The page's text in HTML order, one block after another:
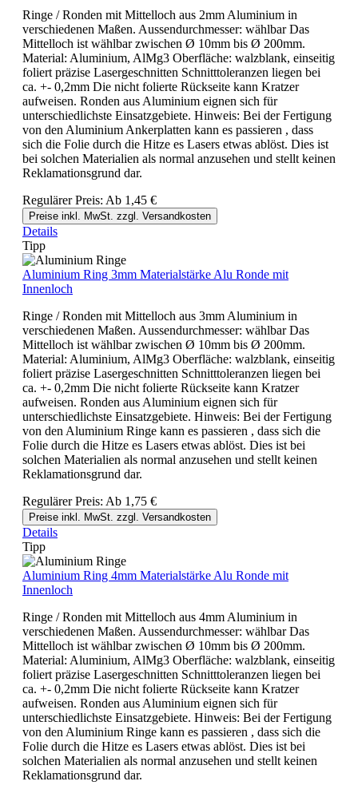
Ringe / Ronden mit Mittelloch aus 2mm Aluminium in
verschiedenen Maßen. Aussendurchmesser: wählbar Das
Mittelloch ist wählbar zwischen Ø 10mm bis Ø 200mm.
Material: Aluminium, AlMg3 Oberfläche: walzblank, einseitig
foliert präzise Lasergeschnitten Schnitttoleranzen liegen bei
ca. +- 0,2mm Die nicht folierte Rückseite kann Kratzer
aufweisen. Ronden aus Aluminium eignen sich für
unterschiedlichste Einsatzgebiete. Hinweis: Bei der Fertigung
von den Aluminium Ankerplatten kann es passieren , dass
sich die Folie durch die Hitze es Lasers etwas ablöst. Dies ist
bei solchen Materialien als normal anzusehen und stellt keinen
Reklamationsgrund dar.
Regulärer Preis: Ab 1,45 €
Preise inkl. MwSt. zzgl. Versandkosten
Details
Tipp
Aluminium Ring 3mm Materialstärke Alu Ronde mit
Innenloch
Ringe / Ronden mit Mittelloch aus 3mm Aluminium in
verschiedenen Maßen. Aussendurchmesser: wählbar Das
Mittelloch ist wählbar zwischen Ø 10mm bis Ø 200mm.
Material: Aluminium, AlMg3 Oberfläche: walzblank, einseitig
foliert präzise Lasergeschnitten Schnitttoleranzen liegen bei
ca. +- 0,2mm Die nicht folierte Rückseite kann Kratzer
aufweisen. Ronden aus Aluminium eignen sich für
unterschiedlichste Einsatzgebiete. Hinweis: Bei der Fertigung
von den Aluminium Ringe kann es passieren , dass sich die
Folie durch die Hitze es Lasers etwas ablöst. Dies ist bei
solchen Materialien als normal anzusehen und stellt keinen
Reklamationsgrund dar.
Regulärer Preis: Ab 1,75 €
Preise inkl. MwSt. zzgl. Versandkosten
Details
Tipp
Aluminium Ring 4mm Materialstärke Alu Ronde mit
Innenloch
Ringe / Ronden mit Mittelloch aus 4mm Aluminium in
verschiedenen Maßen. Aussendurchmesser: wählbar Das
Mittelloch ist wählbar zwischen Ø 10mm bis Ø 200mm.
Material: Aluminium, AlMg3 Oberfläche: walzblank, einseitig
foliert präzise Lasergeschnitten Schnitttoleranzen liegen bei
ca. +- 0,2mm Die nicht folierte Rückseite kann Kratzer
aufweisen. Ronden aus Aluminium eignen sich für
unterschiedlichste Einsatzgebiete. Hinweis: Bei der Fertigung
von den Aluminium Ringe kann es passieren , dass sich die
Folie durch die Hitze es Lasers etwas ablöst. Dies ist bei
solchen Materialien als normal anzusehen und stellt keinen
Reklamationsgrund dar.